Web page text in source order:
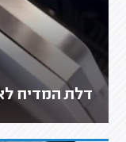
דלת המדיח